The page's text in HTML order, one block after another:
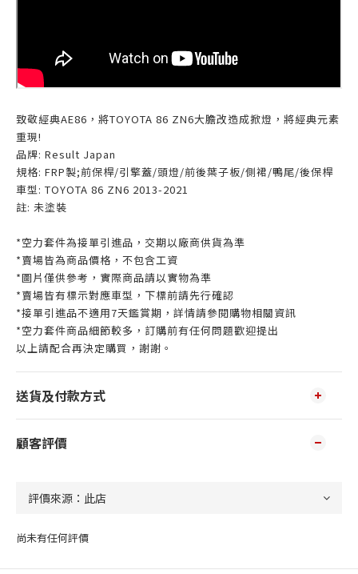
致敬經典AE86，將TOYOTA 86 ZN6大膽改造成掀燈，將經典元素
重現!
品牌: Result Japan
規格: FRP製;前保桿/引擎蓋/頭燈/前後葉子板/側裙/鴨尾/後保桿
車型: TOYOTA 86 ZN6 2013-2021
註: 未塗裝
*空力套件為接單引進品，交期以廠商供貨為準
*賣場皆為商品價格，不包含工資
*圖片僅供參考，實際商品請以實物為準
*賣場皆有標示對應車型，下標前請先行確認
*接單引進品不適用7天鑑賞期，詳情請參閱購物相關資訊
*空力套件商品細節較多，訂購前有任何問題歡迎提出
以上請配合再決定購買，謝謝。
送貨及付款方式
顧客評價
尚未有任何評價